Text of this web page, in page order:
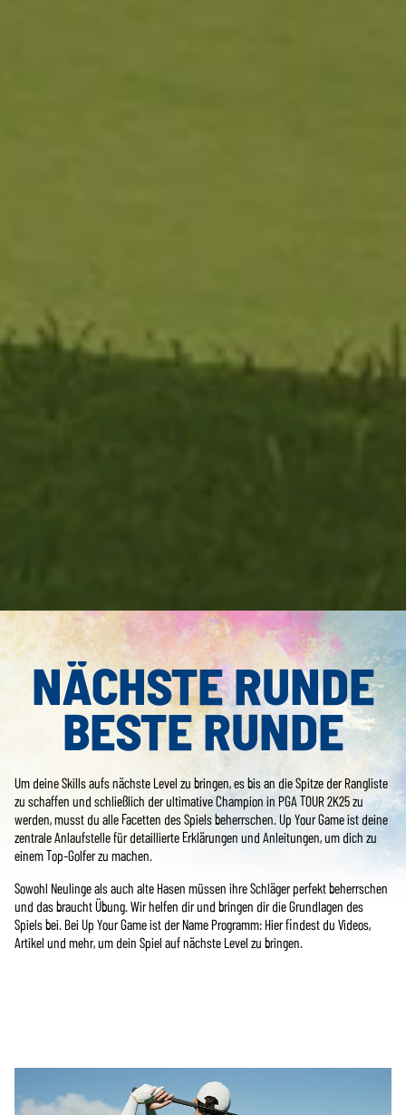
NÄCHSTE RUNDE
BESTE RUNDE
Um deine Skills aufs nächste Level zu bringen, es bis an die Spitze der Rangliste
zu schaffen und schließlich der ultimative Champion in PGA TOUR 2K25 zu
werden, musst du alle Facetten des Spiels beherrschen. Up Your Game ist deine
zentrale Anlaufstelle für detaillierte Erklärungen und Anleitungen, um dich zu
einem Top-Golfer zu machen.
Sowohl Neulinge als auch alte Hasen müssen ihre Schläger perfekt beherrschen
und das braucht Übung. Wir helfen dir und bringen dir die Grundlagen des
Spiels bei. Bei Up Your Game ist der Name Programm: Hier findest du Videos,
Artikel und mehr, um dein Spiel auf nächste Level zu bringen.